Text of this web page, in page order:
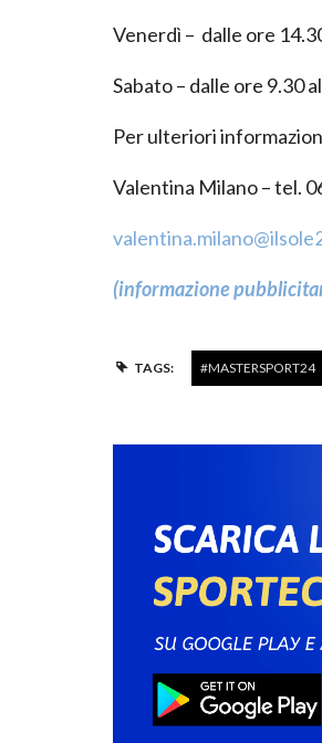
Venerdì – dalle ore
Sabato – dalle ore 9.30
Per ulteriori
Valentina Milano – tel.
(informazione
TAGS: #MASTERSPORT24